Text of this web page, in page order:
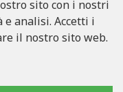
sito con i nostri
analisi. Accetti i
il nostro sito web.